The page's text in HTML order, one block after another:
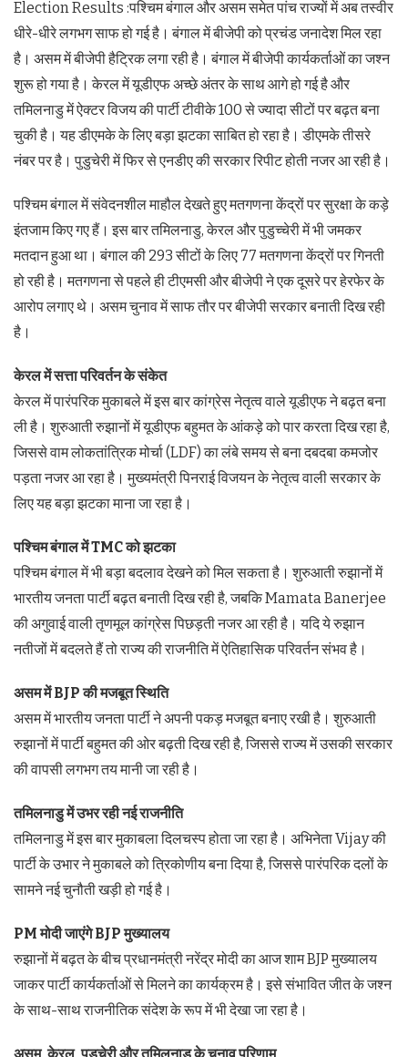
Election Results :पश्चिम बंगाल और असम समेत पांच राज्यों में अब तस्वीर
धीरे-धीरे लगभग साफ हो गई है। बंगाल में बीजेपी को प्रचंड जनादेश मिल रहा
है। असम में बीजेपी हैट्रिक लगा रही है। बंगाल में बीजेपी कार्यकर्ताओं का जश्न
शुरू हो गया है। केरल में यूडीएफ अच्छे अंतर के साथ आगे हो गई है और
तमिलनाडु में ऐक्टर विजय की पार्टी टीवीके 100 से ज्यादा सीटों पर बढ़त बना
चुकी है। यह डीएमके के लिए बड़ा झटका साबित हो रहा है। डीएमके तीसरे
नंबर पर है। पुडुचेरी में फिर से एनडीए की सरकार रिपीट होती नजर आ रही है।
पश्चिम बंगाल में संवेदनशील माहौल देखते हुए मतगणना केंद्रों पर सुरक्षा के कड़े
इंतजाम किए गए हैं। इस बार तमिलनाडु, केरल और पुडुच्चेरी में भी जमकर
मतदान हुआ था। बंगाल की 293 सीटों के लिए 77 मतगणना केंद्रों पर गिनती
हो रही है। मतगणना से पहले ही टीएमसी और बीजेपी ने एक दूसरे पर हेरफेर के
आरोप लगाए थे। असम चुनाव में साफ तौर पर बीजेपी सरकार बनाती दिख रही
है।
केरल में सत्ता परिवर्तन के संकेत
केरल में पारंपरिक मुकाबले में इस बार कांग्रेस नेतृत्व वाले यूडीएफ ने बढ़त बना
ली है। शुरुआती रुझानों में यूडीएफ बहुमत के आंकड़े को पार करता दिख रहा है,
जिससे वाम लोकतांत्रिक मोर्चा (LDF) का लंबे समय से बना दबदबा कमजोर
पड़ता नजर आ रहा है। मुख्यमंत्री पिनराई विजयन के नेतृत्व वाली सरकार के
लिए यह बड़ा झटका माना जा रहा है।
पश्चिम बंगाल में TMC को झटका
पश्चिम बंगाल में भी बड़ा बदलाव देखने को मिल सकता है। शुरुआती रुझानों में
भारतीय जनता पार्टी बढ़त बनाती दिख रही है, जबकि Mamata Banerjee
की अगुवाई वाली तृणमूल कांग्रेस पिछड़ती नजर आ रही है। यदि ये रुझान
नतीजों में बदलते हैं तो राज्य की राजनीति में ऐतिहासिक परिवर्तन संभव है।
असम में BJP की मजबूत स्थिति
असम में भारतीय जनता पार्टी ने अपनी पकड़ मजबूत बनाए रखी है। शुरुआती
रुझानों में पार्टी बहुमत की ओर बढ़ती दिख रही है, जिससे राज्य में उसकी सरकार
की वापसी लगभग तय मानी जा रही है।
तमिलनाडु में उभर रही नई राजनीति
तमिलनाडु में इस बार मुकाबला दिलचस्प होता जा रहा है। अभिनेता Vijay की
पार्टी के उभार ने मुकाबले को त्रिकोणीय बना दिया है, जिससे पारंपरिक दलों के
सामने नई चुनौती खड़ी हो गई है।
PM मोदी जाएंगे BJP मुख्यालय
रुझानों में बढ़त के बीच प्रधानमंत्री नरेंद्र मोदी का आज शाम BJP मुख्यालय
जाकर पार्टी कार्यकर्ताओं से मिलने का कार्यक्रम है। इसे संभावित जीत के जश्न
के साथ-साथ राजनीतिक संदेश के रूप में भी देखा जा रहा है।